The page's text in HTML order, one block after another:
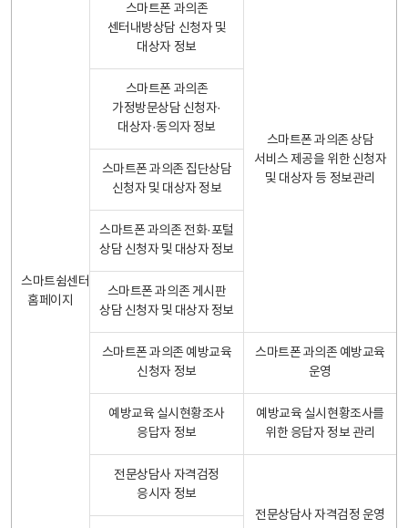
스마트쉼센터
홈페이지
스마트폰 과의존
센터내방상담 신청자 및
대상자 정보
스마트폰 과의존 상담
서비스 제공을 위한 신청자
및 대상자 등 정보관리
스마트폰 과의존
가정방문상담 신청자·
대상자·동의자 정보
스마트폰 과의존 집단상담
신청자 및 대상자 정보
스마트폰 과의존 전화·포털
상담 신청자 및 대상자 정보
스마트폰 과의존 게시판
상담 신청자 및 대상자 정보
스마트폰 과의존 예방교육
신청자 정보
스마트폰 과의존 예방교육
운영
예방교육 실시현황조사
응답자 정보
예방교육 실시현황조사를
위한 응답자 정보 관리
전문상담사 자격검정
응시자 정보
전문상담사 자격검정 운영